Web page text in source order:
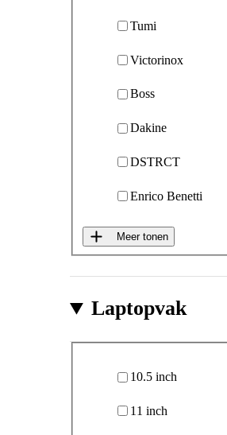
Tumi
Victorinox
Boss
Dakine
DSTRCT
Enrico Benetti
Meer tonen
Laptopvak
10.5 inch
11 inch